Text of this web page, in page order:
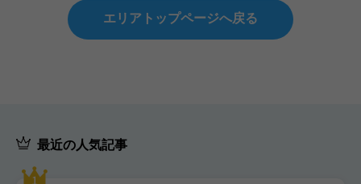
エリアトップページへ戻る
最近の人気記事